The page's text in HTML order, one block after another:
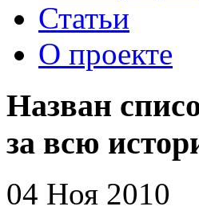
Статьи
О проекте
Назван
за всю
04 Ноя 2010